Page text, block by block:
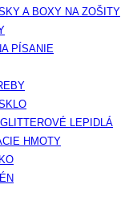
A BOXY NA ZOŠITY
PÍSANIE
LEPIDLÁ
HMOTY